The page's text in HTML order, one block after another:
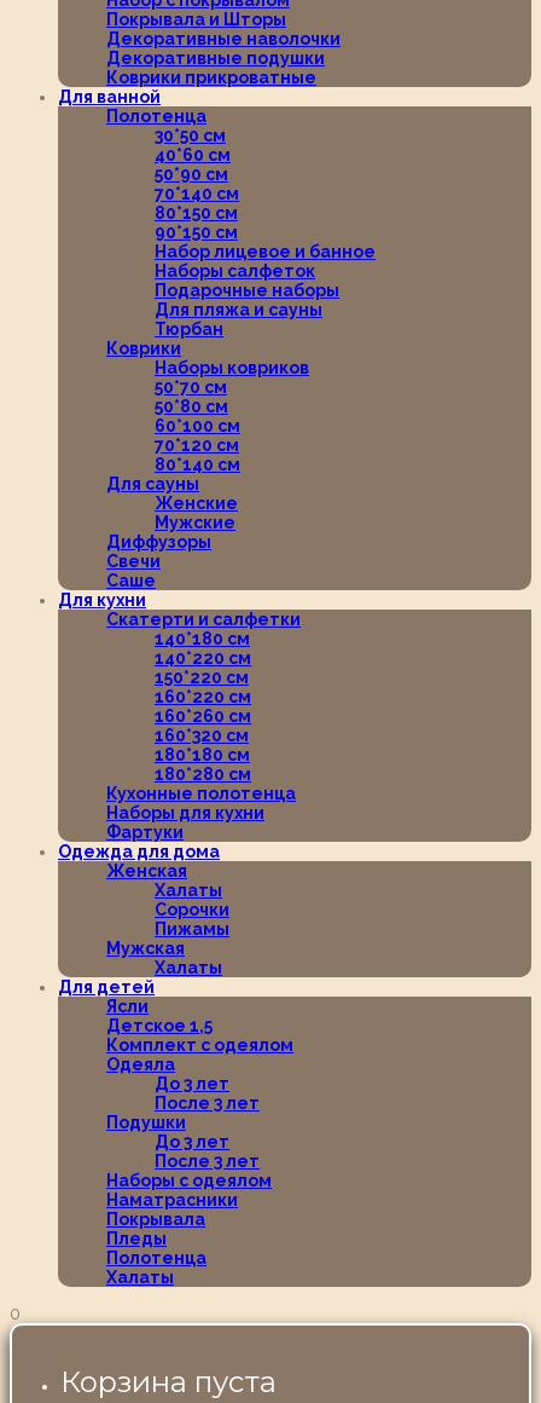
Покрывала и Шторы
Декоративные наволочки
Декоративные подушки
Коврики прикроватные
Для ванной
Полотенца
30*50 см
40*60 см
50*90 см
70*140 см
80*150 см
90*150 см
Набор лицевое и банное
Наборы салфеток
Подарочные наборы
Для пляжа и сауны
Тюрбан
Коврики
Наборы ковриков
50*70 см
50*80 см
60*100 см
70*120 см
80*140 см
Для сауны
Женские
Мужские
Диффузоры
Свечи
Саше
Для кухни
Скатерти и салфетки
140*180 см
140*220 см
150*220 см
160*220 см
160*260 см
160*320 см
180*180 см
180*280 см
Кухонные полотенца
Наборы для кухни
Фартуки
Одежда для дома
Женская
Халаты
Сорочки
Пижамы
Мужская
Халаты
Для детей
Ясли
Детское 1,5
Комплект с одеялом
Одеяла
До 3 лет
После 3 лет
Подушки
До 3 лет
После 3 лет
Наборы с одеялом
Наматрасники
Покрывала
Пледы
Полотенца
Халаты
0
Корзина пуста